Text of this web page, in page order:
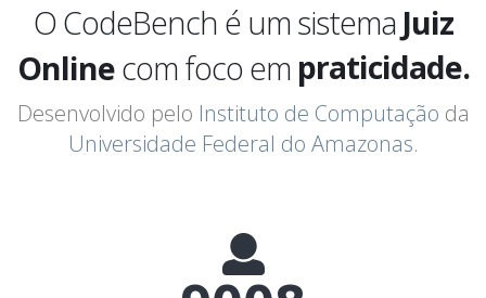
O CodeBench é um sistema Juiz
Onlinecom foco em
segurança.
praticidade.
comodidade.
Desenvolvido pelo Instituto de Computação